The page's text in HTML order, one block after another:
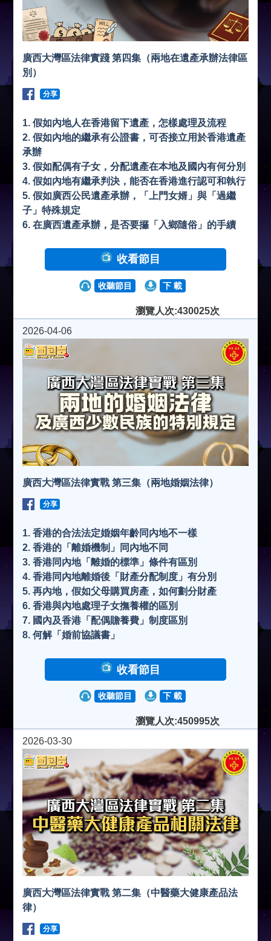
廣西大灣區法律實踐 第四集（兩地在遺產承辦法律區
別）
分享
1. 假如內地人在香港留下遺產，怎樣處理及流程
2. ⁠假如內地的繼承有公證書，可否接立用於香港遺產
承辦
3. ⁠假如配偶有子女，分配遺產在本地及國內有何分別
4. ⁠假如內地有繼承判決，能否在香港進行認可和執行
5. ⁠假如廣西公民遺產承辦，「上門女婿」與「過繼
子」特殊規定
6. ⁠在廣西遺產承辦，是否要攞「入鄉隨俗」的手續
收看節目
收聽節目 下 載
瀏覽人次:430025次
2026-04-06
廣西大灣區法律實戰 第三集（兩地婚姻法律）
分享
1. 香港的合法法定婚姻年齡同內地不一樣
2. 香港的「離婚機制」同內地不同
3. 香港同內地「離婚的標準」條件有區別
4. 香港同內地離婚後「財產分配制度」有分別
5. 再內地，假如父母購買房產，如何劃分財產
6. 香港與內地處理子女撫養權的區別
7. 國內及香港「配偶贍養費」制度區別
8. 何解「婚前協議書」
收看節目
收聽節目 下 載
瀏覽人次:450995次
2026-03-30
廣西大灣區法律實戰 第二集（中醫藥大健康產品法
律）
分享